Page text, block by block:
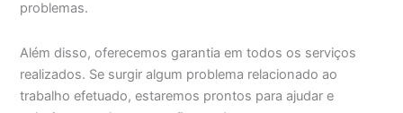
problemas.
Além disso, oferecemos garantia em todos os serviços
realizados. Se surgir algum problema relacionado ao
trabalho efetuado, estaremos prontos para ajudar e